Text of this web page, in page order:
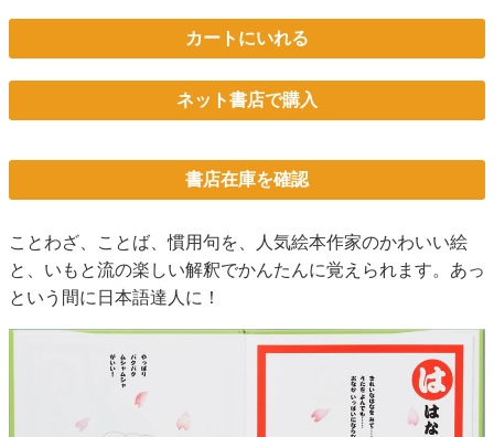
カートにいれる
ネット書店で購入
書店在庫を確認
ことわざ、ことば、慣用句を、人気絵本作家のかわいい絵
と、いもと流の楽しい解釈でかんたんに覚えられます。あっ
という間に日本語達人に！